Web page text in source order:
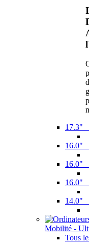
17.3"
16.0"
16.0"
16.0"
14.0"
Mobilité -
Tous